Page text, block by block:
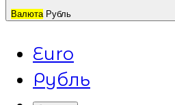
Валюта Рубль
Euro
Рубль